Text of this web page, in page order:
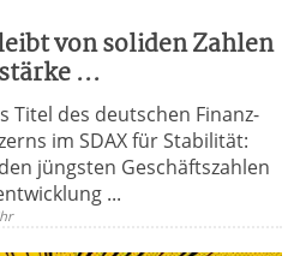
von soliden Zahlen
...
Titel des deutschen Finanz-
im SDAX für Stabilität:
jüngsten Geschäftszahlen
...